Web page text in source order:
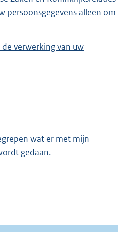
persoonsgegevens alleen
uw
wat er met mijn
gedaan.